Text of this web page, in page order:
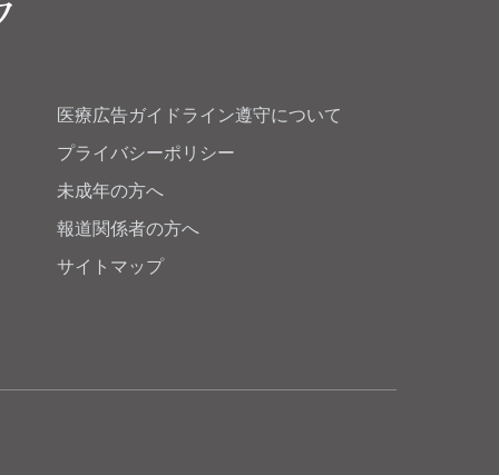
医療広告ガイドライン遵守について
プライバシーポリシー
未成年の方へ
報道関係者の方へ
サイトマップ